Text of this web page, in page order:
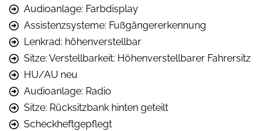
Audioanlage: Farbdisplay
Assistenzsysteme: Fußgängererkennung
Lenkrad: höhenverstellbar
Sitze: Verstellbarkeit: Höhenverstellbarer Fahrersitz
HU/AU neu
Audioanlage: Radio
Sitze: Rücksitzbank hinten geteilt
Scheckheftgepflegt